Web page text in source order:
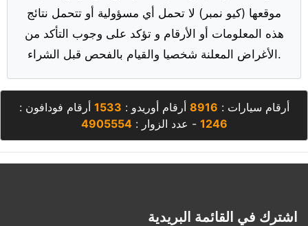
موقعها (كيو نمبر) لا تحمل أي مسؤولية أو تتحمل نتائج
هذه المعلومات أو الأرقام و تؤكد على وجوب التأكد من
الأغراض المعلنة شخصيا والقيام بالفحص قبل الشراء.
أرقام سيارات : 8916 أرقام أوريدو : 1533 أرقام فودافون :
1246 - عدد الزوار :4905554
اشترك في القائمة البريدية